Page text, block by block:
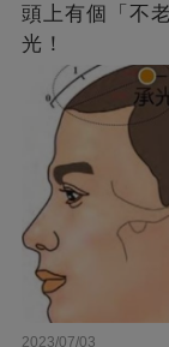
頭上有個「不
光！
2023/07/03